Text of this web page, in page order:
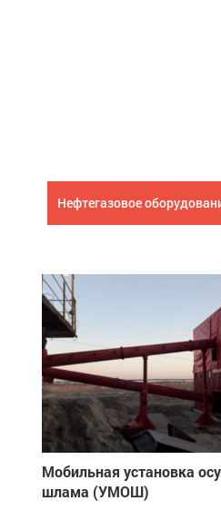
Нефтегазовое
Мобильная установка
шлама (УМОШ)